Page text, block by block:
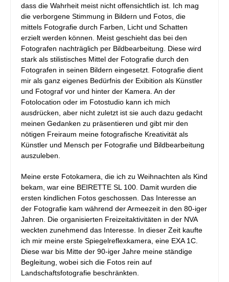
dass die Wahrheit meist nicht offensichtlich ist. Ich mag
die verborgene Stimmung in Bildern und Fotos, die
mittels Fotografie durch Farben, Licht und Schatten
erzielt werden können. Meist geschieht das bei den
Fotografen nachträglich per Bildbearbeitung. Diese wird
stark als stilistisches Mittel der Fotografie durch den
Fotografen in seinen Bildern eingesetzt. Fotografie dient
mir als ganz eigenes Bedürfnis der Exibition als Künstler
und Fotograf vor und hinter der Kamera. An der
Fotolocation oder im Fotostudio kann ich mich
ausdrücken, aber nicht zuletzt ist sie auch dazu gedacht
meinen Gedanken zu präsentieren und gibt mir den
nötigen Freiraum meine fotografische Kreativität als
Künstler und Mensch per Fotografie und Bildbearbeitung
auszuleben.
Meine erste Fotokamera, die ich zu Weihnachten als Kind
bekam, war eine BEIRETTE SL 100. Damit wurden die
ersten kindlichen Fotos geschossen. Das Interesse an
der Fotografie kam während der Armeezeit in den 80-iger
Jahren. Die organisierten Freizeitaktivitäten in der NVA
weckten zunehmend das Interesse. In dieser Zeit kaufte
ich mir meine erste Spiegelreflexkamera, eine EXA 1C.
Diese war bis Mitte der 90-iger Jahre meine ständige
Begleitung, wobei sich die Fotos rein auf
Landschaftsfotografie beschränkten.